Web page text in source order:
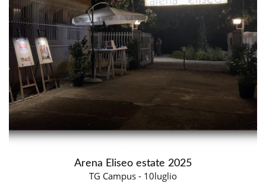
Arena Eliseo estate 2025
TG Campus - 10luglio